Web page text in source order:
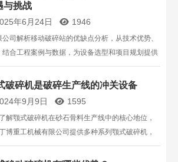
与挑战​
年6月24日 1946
司解析移动破碎站的优缺点分析，从技术优势、
合工程案例与数据，为设备选型和项目规划提供
破碎机是破碎生产线的冲关设备
年9月9日 1595
解颚式破碎机在砂石骨料生产线中的核心地位，
博重工机械有限公司提供多种系列颚式破碎机，
同行业粗碎需求。